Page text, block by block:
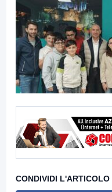
CONDIVIDI L'ARTICOLO